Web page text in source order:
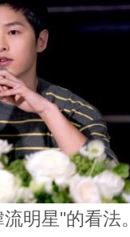
明星"的看法。